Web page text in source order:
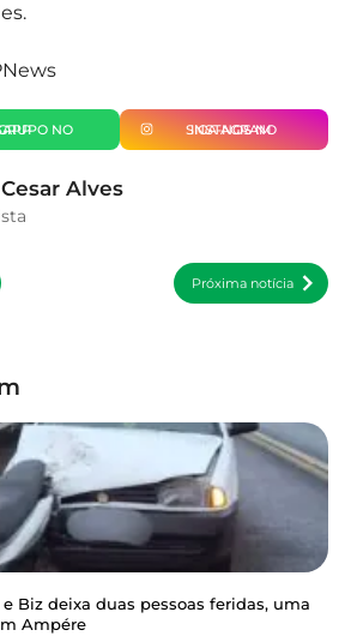
WHATSAPP SIGA-NOS NO INSTAGRAM
Alves
Próxima notícia
Biz deixa duas pessoas feridas, uma
Ampére